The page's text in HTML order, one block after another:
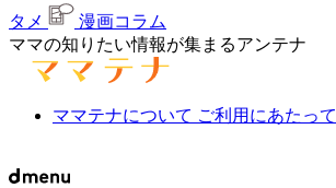
タメ
漫画コラム
ママの知りたい情報が集まるアンテナ
ママテナについて ご利用にあたって